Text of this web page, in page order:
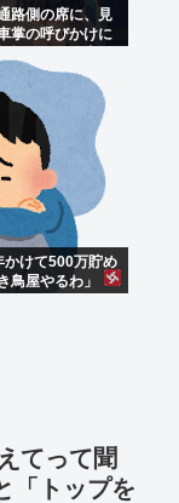
路側の席に、見
掌の呼びかけに
り奪われた席
ん勝ち”にな
かけて500万貯め
鳥屋やるわ」
てって聞
「トップを